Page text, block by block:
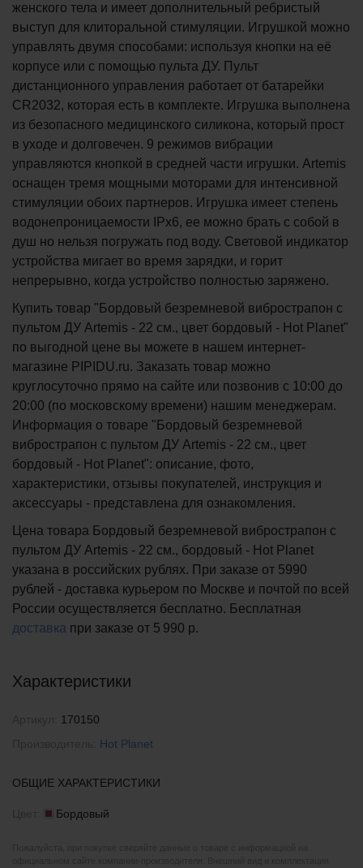
женского тела и имеет дополнительный ребристый
выступ для клиторальной стимуляции. Игрушкой можно
управлять двумя способами: используя кнопки на её
корпусе или с помощью пульта ДУ. Пульт
дистанционного управления работает от батарейки
CR2032, которая есть в комплекте. Игрушка выполнена
из безопасного медицинского силикона, который прост
в уходе и долговечен. 9 режимов вибрации
управляются кнопкой в средней части игрушки. Artemis
оснащен тремя мощными моторами для интенсивной
стимуляции обоих партнеров. Игрушка имеет степень
водонепроницаемости IPx6, ее можно брать с собой в
душ но нельзя погружать под воду. Световой индикатор
устройства мигает во время зарядки, и горит
непрерывно, когда устройство полностью заряжено.
Купить товар "Бордовый безремневой вибрострапон с
пультом ДУ Artemis - 22 см., цвет бордовый - Hot Planet"
по выгодной цене вы можете в нашем интернет-
магазине PIPIDU.ru. Заказать товар можно
круглосуточно прямо на сайте или позвонив с 10:00 до
20:00 (по московскому времени) нашим менеджерам.
Информация о товаре "Бордовый безремневой
вибрострапон с пультом ДУ Artemis - 22 см., цвет
бордовый - Hot Planet": описание, фото,
характеристики, отзывы покупателей, инструкция и
аксессуары - представлена для ознакомления.
Цена товара Бордовый безремневой вибрострапон с
пультом ДУ Artemis - 22 см., бордовый - Hot Planet
указана в российских рублях. При заказе от 5990
рублей - доставка курьером по Москве и почтой по всей
России осуществляется бесплатно. Бесплатная
доставка при заказе от 5 990 р.
Характеристики
170150
Hot Planet
ОБЩИЕ ХАРАКТЕРИСТИКИ
Бордовый